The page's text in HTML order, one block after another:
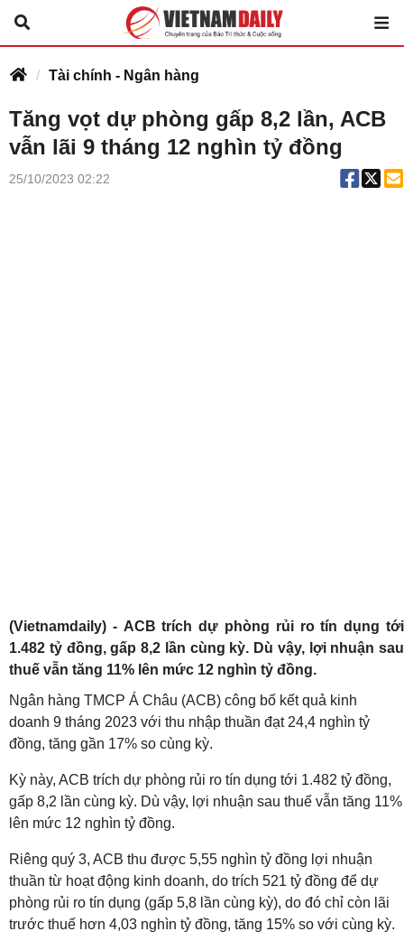
Tài chính - Ngân hàng
Tăng vọt dự phòng gấp 8,2 lần, ACB
vẫn lãi 9 tháng 12 nghìn tỷ đồng
25/10/2023 02:22
(Vietnamdaily) - ACB trích dự phòng rủi ro tín dụng tới
1.482 tỷ đồng, gấp 8,2 lần cùng kỳ. Dù vậy, lợi nhuận sau
thuế vẫn tăng 11% lên mức 12 nghìn tỷ đồng.
Ngân hàng TMCP Á Châu (ACB) công bố kết quả kinh
doanh 9 tháng 2023 với thu nhập thuần đạt 24,4 nghìn tỷ
đồng, tăng gần 17% so cùng kỳ.
Kỳ này, ACB trích dự phòng rủi ro tín dụng tới 1.482 tỷ đồng,
gấp 8,2 lần cùng kỳ. Dù vậy, l ợi nhuận sau thuế vẫn tăng 11%
lên mức 12 nghìn tỷ đồng.
Riêng quý 3, ACB thu được 5,55 nghìn tỷ đồng lợi nhuận
thuần từ hoạt động kinh doanh, do trích 521 tỷ đồng để dự
phòng rủi ro tín dụng (gấp 5,8 lần cùng kỳ), do đó chỉ còn lãi
trước thuế hơn 4,03 nghìn tỷ đồng, tăng 15% so với cùng kỳ.